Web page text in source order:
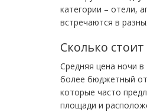
категории – отели,
встречаются в
Сколько
Средняя цена ночи
более бюджетный
которые часто
площади и